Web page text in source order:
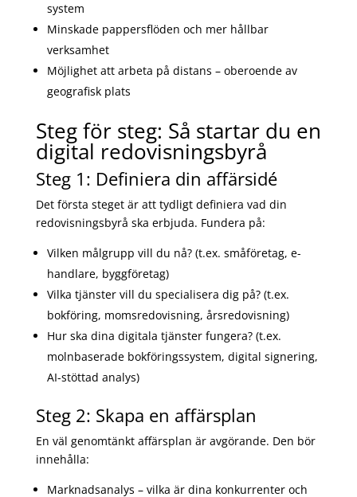
system
Minskade pappersflöden och mer hållbar
verksamhet
Möjlighet att arbeta på distans – oberoende av
geografisk plats
Steg för steg: Så startar du en
digital redovisningsbyrå
Steg 1: Definiera din affärsidé
Det första steget är att tydligt definiera vad din
redovisningsbyrå ska erbjuda. Fundera på:
Vilken målgrupp vill du nå? (t.ex. småföretag, e-
handlare, byggföretag)
Vilka tjänster vill du specialisera dig på? (t.ex.
bokföring, momsredovisning, årsredovisning)
Hur ska dina digitala tjänster fungera? (t.ex.
molnbaserade bokföringssystem, digital signering,
AI-stöttad analys)
Steg 2: Skapa en affärsplan
En väl genomtänkt affärsplan är avgörande. Den bör
innehålla:
Marknadsanalys – vilka är dina konkurrenter och